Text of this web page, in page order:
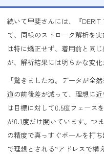
続いて甲斐さんには、 『
て、同様のストローク解析を
は特に矯正せず、着用前と同
が、解析結果には明らかな変化
「驚きましたね。データが全
道の前後差が減って、理想に
は目標に対して0.5度フェース
が0.1度だけ開いています。つ
の精度で真っすぐボールを打
で理想とされる“アドレスで構